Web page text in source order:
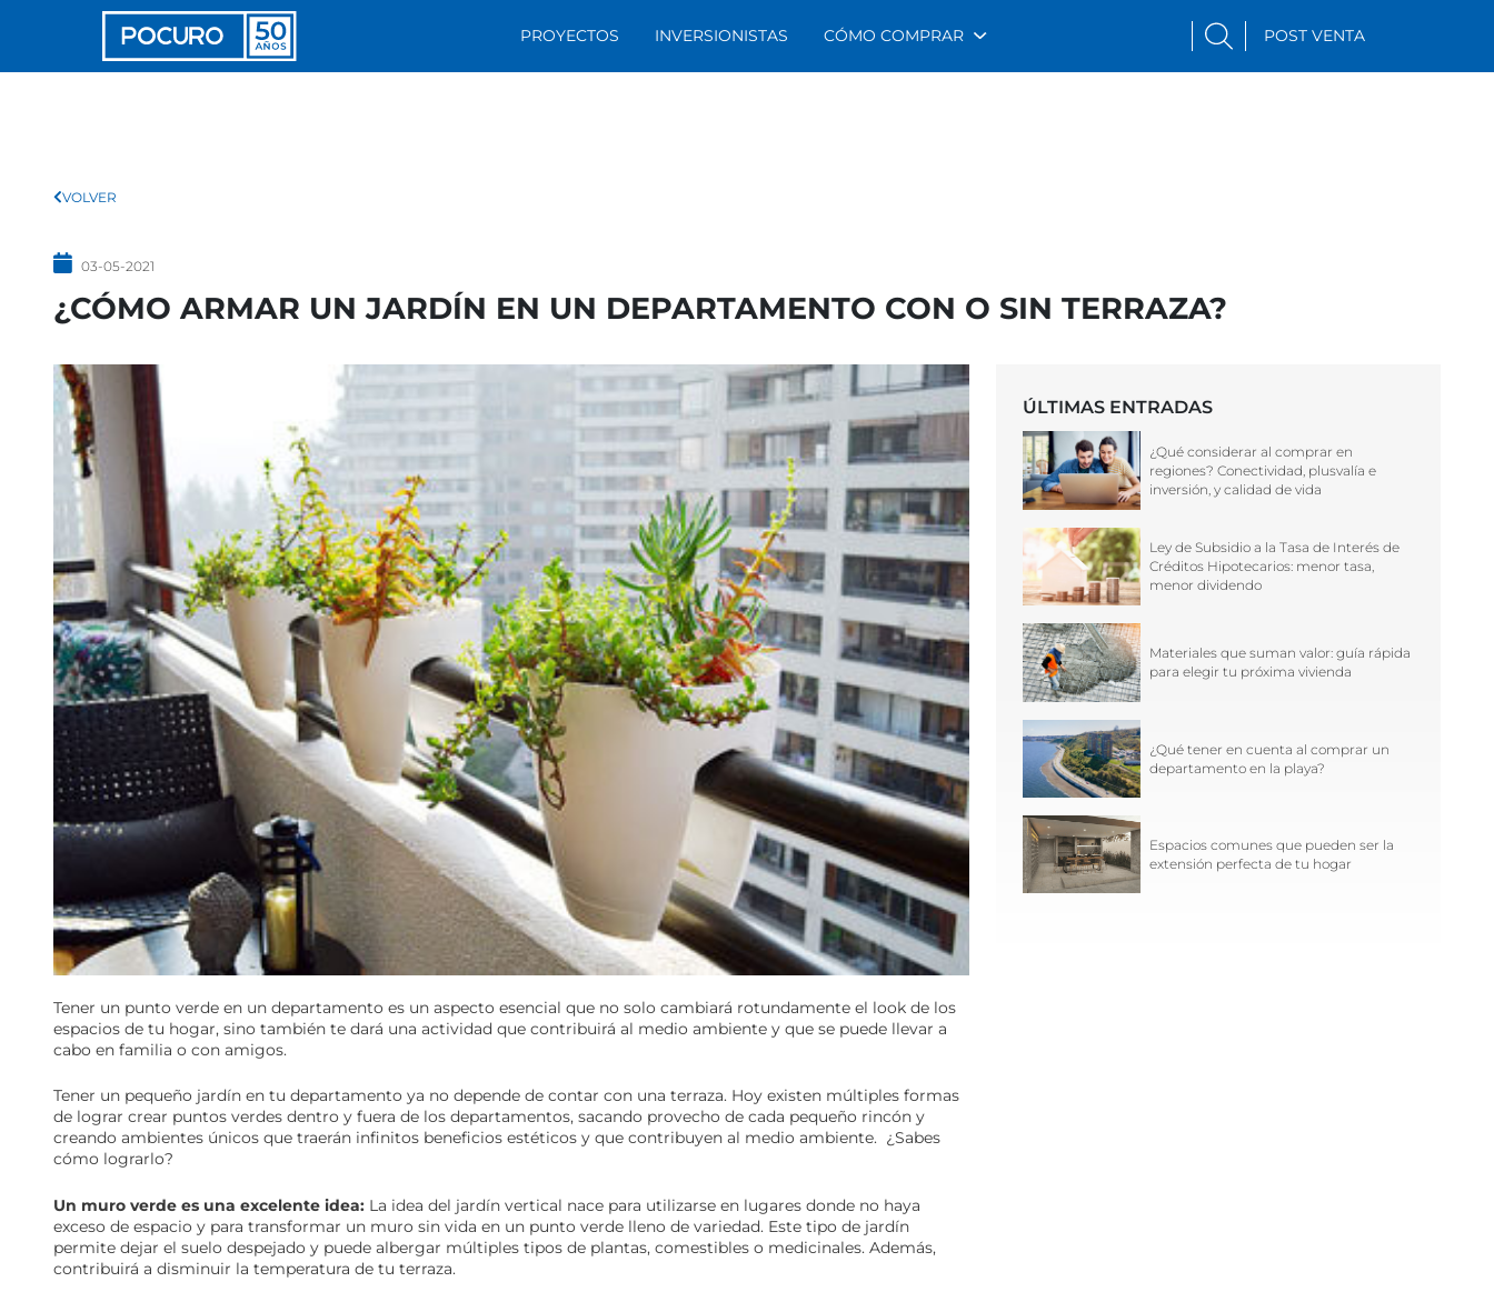
PROYECTOS INVERSIONISTAS CÓMO COMPRAR POST VENTA
VOLVER
03-05-2021
¿CÓMO ARMAR UN JARDÍN EN UN DEPARTAMENTO CON O SIN TERRAZA?
Tener un punto verde en un departamento es un aspecto esencial que no solo cambiará rotundamente el look de los
espacios de tu hogar, sino también te dará una actividad que contribuirá al medio ambiente y que se puede llevar a
cabo en familia o con amigos.
Tener un pequeño jardín en tu departamento ya no depende de contar con una terraza. Hoy existen múltiples formas
de lograr crear puntos verdes dentro y fuera de los departamentos, sacando provecho de cada pequeño rincón y
creando ambientes únicos que traerán infinitos beneficios estéticos y que contribuyen al medio ambiente. ¿Sabes
cómo lograrlo?
Un muro verde es una excelente idea: La idea del jardín vertical nace para utilizarse en lugares donde no haya
exceso de espacio y para transformar un muro sin vida en un punto verde lleno de variedad. Este tipo de jardín
permite dejar el suelo despejado y puede albergar múltiples tipos de plantas, comestibles o medicinales. Además,
contribuirá a disminuir la temperatura de tu terraza.
ÚLTIMAS ENTRADAS
¿Qué considerar al comprar en
regiones? Conectividad, plusvalía e
inversión, y calidad de vida
Ley de Subsidio a la Tasa de Interés de
Créditos Hipotecarios: menor tasa,
menor dividendo
Materiales que suman valor: guía rápida
para elegir tu próxima vivienda
¿Qué tener en cuenta al comprar un
departamento en la playa?
Espacios comunes que pueden ser la
extensión perfecta de tu hogar